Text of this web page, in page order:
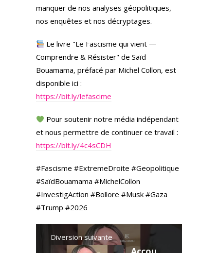
manquer de nos analyses géopolitiques,
nos enquêtes et nos décryptages.
Le livre "Le Fascisme qui vient —
Comprendre & Résister" de Saïd
Bouamama, préfacé par Michel Collon, est
disponible ici :
https://bit.ly/lefascime
Pour soutenir notre média indépendant
et nous permettre de continuer ce travail :
https://bit.ly/4c4sCDH
#Fascisme #ExtremeDroite #Geopolitique
#SaïdBouamama #MichelCollon
#InvestigAction #Bollore #Musk #Gaza
#Trump #2026
Diversion suivante